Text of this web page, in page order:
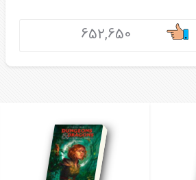
652,650